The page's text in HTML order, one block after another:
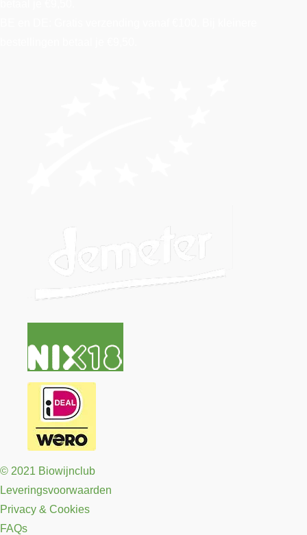
© 2021 Biowijnclub
Leveringsvoorwaarden
Privacy & Cookies
FAQs